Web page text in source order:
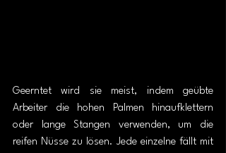
Geerntet wird sie meist, indem geübte
Arbeiter die hohen Palmen hinaufklettern
oder lange Stangen verwenden, um die
reifen Nüsse zu lösen. Jede einzelne fällt mit